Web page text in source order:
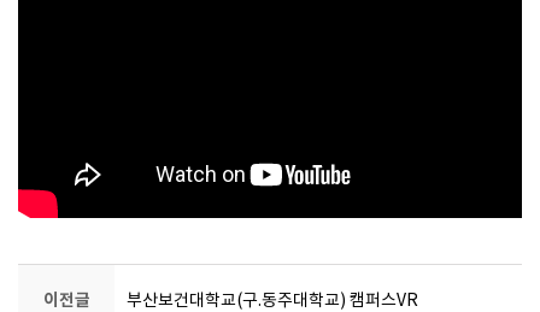
이전글 부산보건대학교(구.동주대학교) 캠퍼스VR